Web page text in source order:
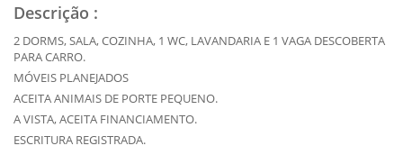
Descrição :
2 DORMS, SALA, COZINHA, 1 WC, LAVANDARIA E 1 VAGA DESCOBERTA
PARA CARRO.
MÓVEIS PLANEJADOS
ACEITA ANIMAIS DE PORTE PEQUENO.
A VISTA, ACEITA FINANCIAMENTO.
ESCRITURA REGISTRADA.